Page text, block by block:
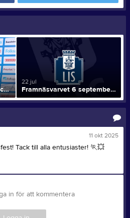
Ett guld och flera topp-placeringar för LIS på ungdoms-SM
22 jul
Framnäsvarvet 6 september!!
11 okt 2025
Tack till alla entusiaster! 🏃💥
in för att kommentera